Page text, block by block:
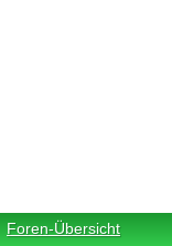
Foren-Übersicht